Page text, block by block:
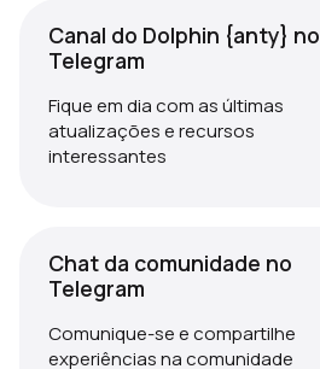
Canal do Dolphin {anty} no
Telegram
Fique em dia com as últimas
atualizações e recursos
interessantes
Chat da comunidade no
Telegram
Comunique-se e compartilhe
experiências na comunidade